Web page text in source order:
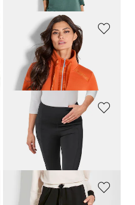
GOLDNER
Veste sweat avec liens en satin
169,00 CHF
GOLDNER
Legging affinant
41,70 CHF 139,00 CHF